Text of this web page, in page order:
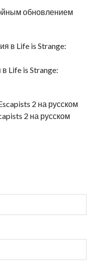
обновлением
Life is Strange:
2 на русском